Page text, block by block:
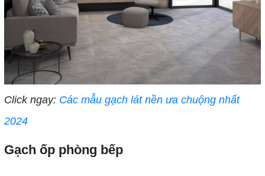
Click ngay: Các mẫu gạch lát nền ưa chuộng nhất
2024
Gạch ốp phòng bếp